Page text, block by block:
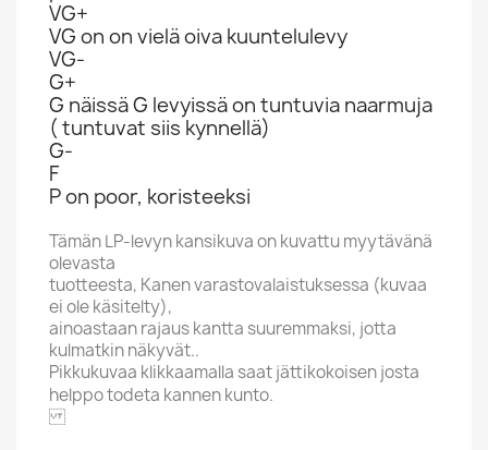
VG+
VG on on vielä oiva kuuntelulevy
VG-
G+
G näissä G levyissä on tuntuvia naarmuja
( tuntuvat siis kynnellä)
G-
F
P on poor, koristeeksi
Tämän LP-levyn kansikuva on kuvattu myytävänä
olevasta
tuotteesta, Kanen varastovalaistuksessa (kuvaa
ei ole käsitelty),
ainoastaan rajaus kantta suuremmaksi, jotta
kulmatkin näkyvät..
Pikkukuvaa klikkaamalla saat jättikokoisen josta
helppo todeta kannen kunto.